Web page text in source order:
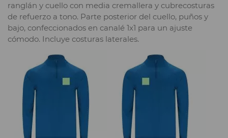
ranglán y cuello con media cremallera y cubrecosturas
de refuerzo a tono. Parte posterior del cuello, puños y
bajo, confeccionados en canalé 1x1 para un ajuste
cómodo. Incluye costuras laterales.